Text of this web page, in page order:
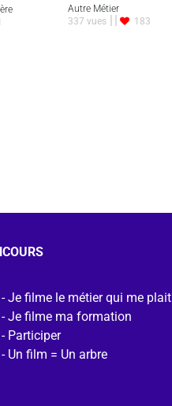
Autre Métier
337 vues
183
Je filme le métier qui me plait
Je filme ma formation
Participer
Un film = Un arbre